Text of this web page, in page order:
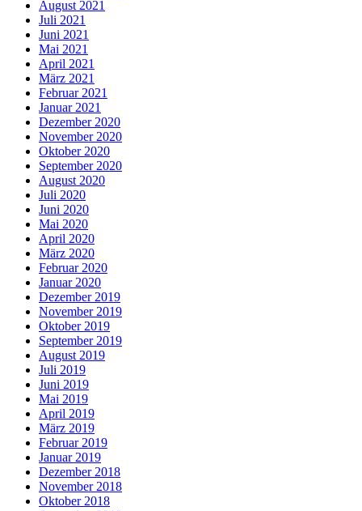
August 2021
Juli 2021
Juni 2021
Mai 2021
April 2021
März 2021
Februar 2021
Januar 2021
Dezember 2020
November 2020
Oktober 2020
September 2020
August 2020
Juli 2020
Juni 2020
Mai 2020
April 2020
März 2020
Februar 2020
Januar 2020
Dezember 2019
November 2019
Oktober 2019
September 2019
August 2019
Juli 2019
Juni 2019
Mai 2019
April 2019
März 2019
Februar 2019
Januar 2019
Dezember 2018
November 2018
Oktober 2018